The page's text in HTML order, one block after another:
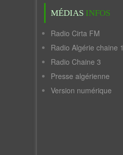
MÉDIAS INFOS
Radio Cirta FM
Radio Algérie chaine 1
Radio Chaine 3
Presse algérienne
Version numérique